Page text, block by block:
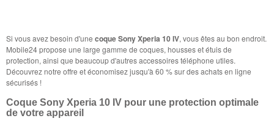
Si vous avez besoin d'une coque Sony Xperia 10 IV, vous êtes au bon endroit.
Mobile24 propose une large gamme de coques, housses et étuis de
protection, ainsi que beaucoup d'autres accessoires téléphone utiles.
Découvrez notre offre et économisez jusqu'à 60 % sur des achats en ligne
sécurisés !
Coque Sony Xperia 10 IV pour une protection optimale
de votre appareil